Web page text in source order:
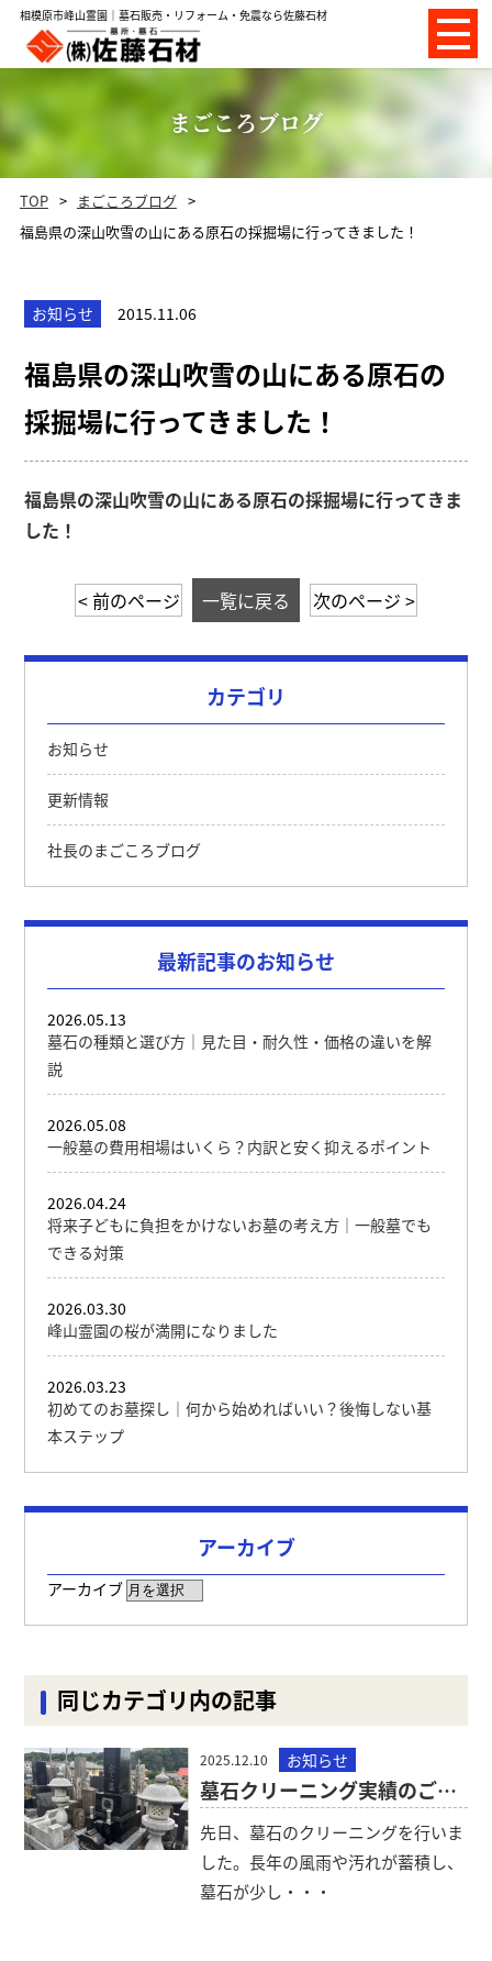
相模原市峰山霊園｜墓石販売・リフォーム・免震なら佐藤石材
まごころブログ
TOP
まごころブログ
福島県の深山吹雪の山にある原石の採掘場に行ってきました！
お知らせ 2015.11.06
福島県の深山吹雪の山にある原石の
採掘場に行ってきました！
福島県の深山吹雪の山にある原石の採掘場に行ってきま
した！
< 前のページ 一覧に戻る 次のページ >
カテゴリ
お知らせ
更新情報
社長のまごころブログ
最新記事のお知らせ
墓石の種類と選び方｜見た目・耐久性・価格の違いを解
説
2026.05.13
一般墓の費用相場はいくら？内訳と安く抑えるポイント
2026.05.08
将来子どもに負担をかけないお墓の考え方｜一般墓でも
できる対策
2026.04.24
峰山霊園の桜が満開になりました
2026.03.30
初めてのお墓探し｜何から始めればいい？後悔しない基
本ステップ
2026.03.23
アーカイブ
アーカイブ
同じカテゴリ内の記事
2025.12.10 お知らせ
墓石クリーニング実績のご紹介
先日、墓石のクリーニングを行いま
した。長年の風雨や汚れが蓄積し、
墓石が少し・・・